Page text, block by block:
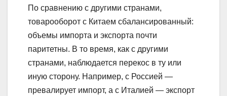
По сравнению с другими странами,
товарооборот с Китаем сбалансированный:
объемы импорта и экспорта почти
паритетны. В то время, как с другими
странами, наблюдается перекос в ту или
иную сторону. Например, с Россией —
превалирует импорт, а с Италией — экспорт